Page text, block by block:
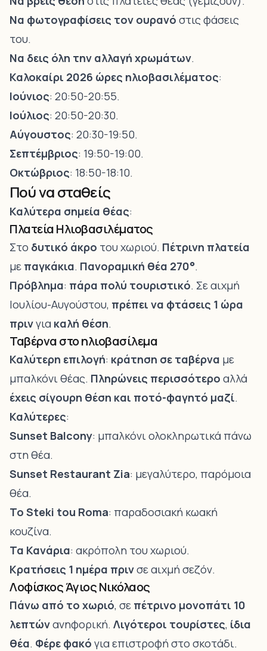
Να φωτογραφίσεις τον ουρανό στις φάσεις
του.
Να δεις όλη την αλλαγή χρωμάτων.
Καλοκαίρι 2026 ώρες ηλιοβασιλέματος:
Ιούνιος: 20:50-20:55.
Ιούλιος: 20:50-20:30.
Αύγουστος: 20:30-19:50.
Σεπτέμβριος: 19:50-19:00.
Οκτώβριος: 18:50-18:10.
Πού να σταθείς
Καλύτερα σημεία θέας:
Πλατεία Ηλιοβασιλέματος
Στο δυτικό άκρο του χωριού. Πέτρινη πλατεία
με παγκάκια. Πανοραμική θέα 270°.
Πρόβλημα: πάρα πολύ τουριστικό. Σε αιχμή
Ιουλίου-Αυγούστου, πρέπει να φτάσεις 1 ώρα
πρινγια καλή θέση.
Ταβέρνα στο ηλιοβασίλεμα
Καλύτερη επιλογή: κράτηση σε ταβέρνα με
μπαλκόνι θέας. Πληρώνεις περισσότερο αλλά
έχεις σίγουρη θέση και ποτό-φαγητό μαζί.
Καλύτερες:
Sunset Balcony: μπαλκόνι ολοκληρωτικά πάνω
στη θέα.
Sunset Restaurant Zia: μεγαλύτερο, παρόμοια
θέα.
To Steki tou Roma: παραδοσιακή κωακή
κουζίνα.
Τα Κανάρια: ακρόπολη του χωριού.
Κρατήσεις 1 ημέρα πρινσε αιχμή σεζόν.
Λοφίσκος Άγιος Νικόλαος
Πάνω από το χωριό, σε πέτρινο μονοπάτι 10
λεπτώνανηφορική. Λιγότεροι τουρίστες, ίδια
θέα. Φέρε φακό για επιστροφή στο σκοτάδι.